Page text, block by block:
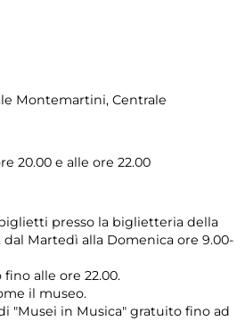
Montemartini, Centrale
20.00 e alle ore 22.00
presso la biglietteria della
Martedì alla Domenica ore 9.00-
alle ore 22.00.
il museo.
"Musei in Musica" gratuito fino ad